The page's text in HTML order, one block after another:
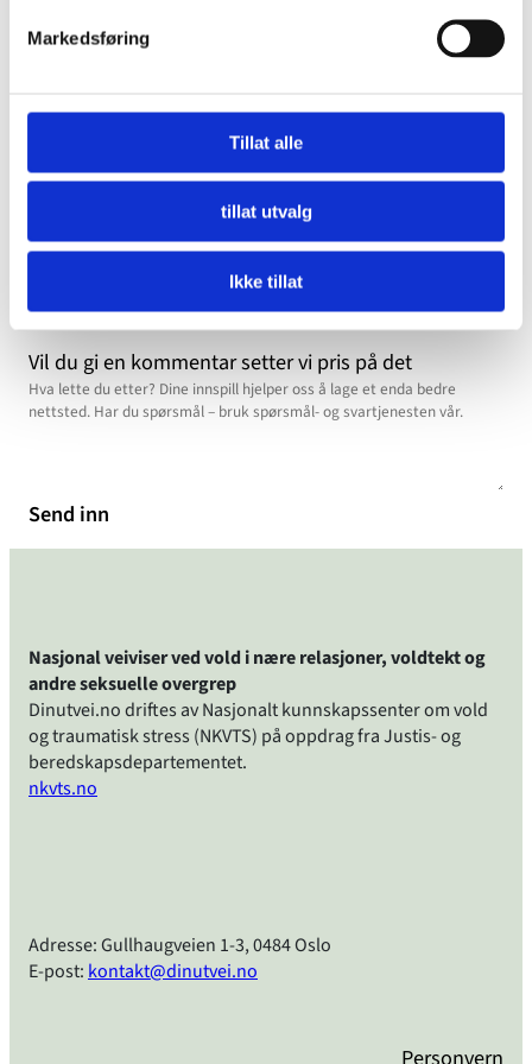
Markedsføring
Tillat alle
tillat utvalg
Ikke tillat
Vi håper du finner ut av det, og beklager om vi ikke
var til store hjelpen.
Vennlig hilsen
Fant du det du lette etter?
Vil du gi en kommentar setter vi pris på det
Send inn
Nasjonal veiviser ved vold i nære relasjoner, voldtekt og
andre seksuelle overgrep
Dinutvei.no driftes av Nasjonalt kunnskapssenter om vold
og traumatisk stress (NKVTS) på oppdrag fra Justis- og
beredskapsdepartementet.
nkvts.no
Adresse: Gullhaugveien 1-3, 0484 Oslo
E-post: kontakt@dinutvei.no